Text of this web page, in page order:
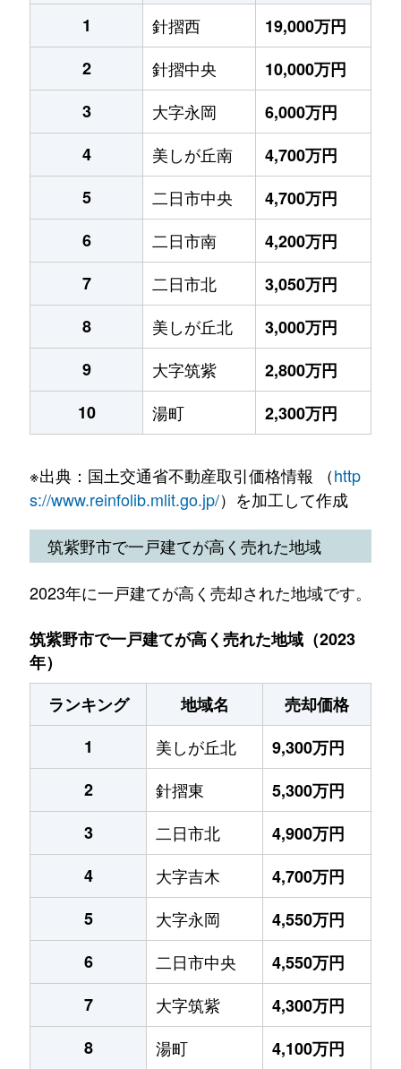
1
針摺西
19,000万円
2
針摺中央
10,000万円
3
大字永岡
6,000万円
4
美しが丘南
4,700万円
5
二日市中央
4,700万円
6
二日市南
4,200万円
7
二日市北
3,050万円
8
美しが丘北
3,000万円
9
大字筑紫
2,800万円
10
湯町 2,300万円
※出典：国土交通省不動産取引価格情報 （http
s://www.reinfolib.mlit.go.jp/）を加工して作成
筑紫野市で一戸建てが高く売れた地域
2023年に一戸建てが高く売却された地域です。
筑紫野市で一戸建てが高く売れた地域（2023
年）
ランキング
地域名
売却価格
1
美しが丘北
9,300万円
2
針摺東
5,300万円
3
二日市北
4,900万円
4
大字吉木
4,700万円
5
大字永岡
4,550万円
6
二日市中央
4,550万円
7
大字筑紫
4,300万円
8
湯町
4,100万円